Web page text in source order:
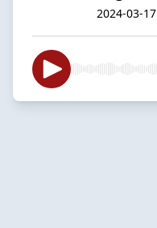
2024-03-17